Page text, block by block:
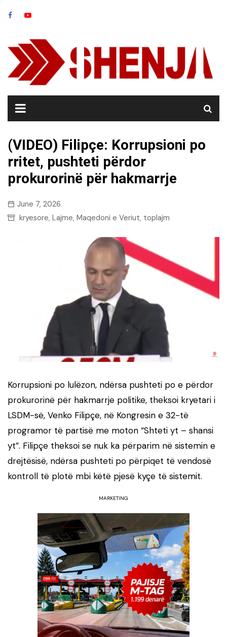
(VIDEO) Filipçe: Korrupsioni po
rritet, pushteti përdor
prokurorinë për hakmarrje
June 7, 2026
kryesore, Lajme, Maqedoni e Veriut, toplajm
Korrupsioni po lulëzon, ndërsa pushteti po e përdor
prokurorinë për hakmarrje politike, theksoi kryetari i
LSDM-së, Venko Filipçe, në Kongresin e 32-të
programor të partisë me moton “Shteti yt – shansi
yt”. Filipçe theksoi se nuk ka përparim në sistemin e
drejtësisë, ndërsa pushteti po përpiqet të vendosë
kontroll të plotë mbi këtë pjesë kyçe të sistemit.
MARKETING